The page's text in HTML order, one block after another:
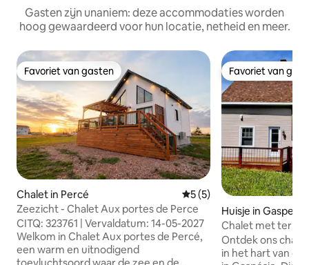
Gasten zijn unaniem: deze accommodaties worden
hoog gewaardeerd voor hun locatie, netheid en meer.
Favoriet van gasten
Favoriet van gasten
Chalet in Percé Gemiddelde beoordeling
5 (5)
Zeezicht - Chalet Aux portes de Perce
CITQ: 323761 | Vervaldatum: 14-05-2027
Welkom in Chalet Aux portes de Percé,
een warm en uitnodigend
Favoriet van
Favoriet van
Huisje in Gaspe,
Chalet met
baai
Ontdek ons
in het hart van